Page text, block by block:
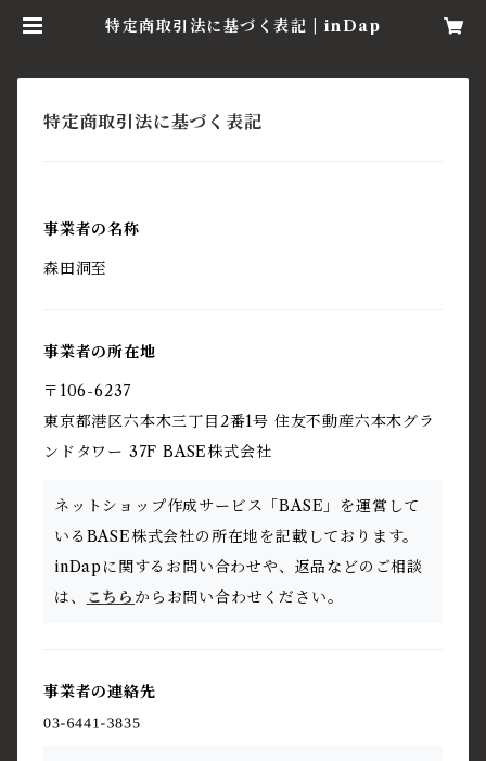
特定商取引法に基づく表記 | inDap
特定商取引法に基づく表記
事業者の名称
森田洞至
事業者の所在地
〒106-6237
東京都港区六本木三丁目2番1号 住友不動産六本木グラ
ンドタワー 37F BASE株式会社
ネットショップ作成サービス「BASE」を運営して
いるBASE株式会社の所在地を記載しております。
inDapに関するお問い合わせや、返品などのご相談
は、
こちら からお問い合わせください。
事業者の連絡先